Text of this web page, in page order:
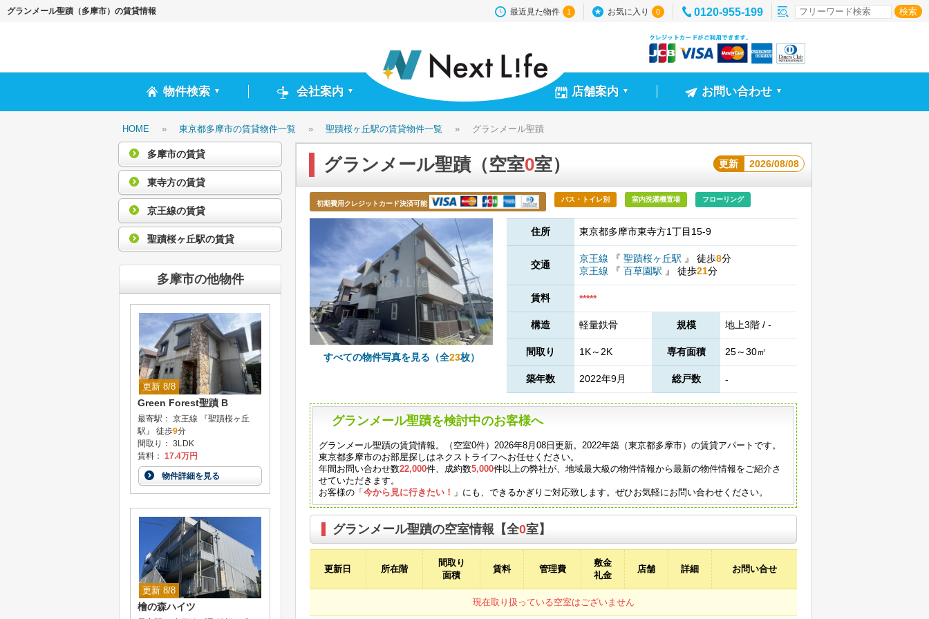
グランメール聖蹟（多摩市）の賃貸情報 最近見た物件 1 お気に入り 0 0120-955-199
物件検索 ▼ 会社案内 ▼ 店舗案内 ▼ お問い合わせ ▼
HOME » 東京都多摩市の賃貸物件一覧 » 聖蹟桜ヶ丘駅の賃貸物件一覧 » グランメール聖蹟
グランメール聖蹟（空室0室） 更新 2026/08/08
初期費用クレジットカード決済可能
バス・トイレ別 室内洗濯機置場 フローリング
すべての物件写真を見る（全23枚）
住所 東京都多摩市東寺方1丁目15-9
交通
京王線 『 聖蹟桜ヶ丘駅 』 徒歩8分
京王線
『 百草園駅 』 徒歩21分
賃料 *****
構造 軽量鉄骨 規模 地上3階 / -
間取り 1K～2K 専有面積 25～30㎡
築年数 2022年9月 総戸数 -
グランメール聖蹟を検討中のお客様へ
グランメール聖蹟の賃貸情報。（空室0件）2026年8月08日更新。2022年築（東京都多摩市）の賃貸アパートです。
東京都多摩市のお部屋探しはネクストライフへお任せください。
年間お問い合わせ数22,000件、成約数5,000件以上の弊社が、地域最大級の物件情報から最新の物件情報をご紹介さ
せていただきます。
お客様の「今から見に行きたい！ 」にも、できるかぎりご対応致します。ぜひお気軽にお問い合わせください。
グランメール聖蹟の空室情報【全0室】
更新日 所在階
間取り
面積
賃料 管理費
敷金
礼金
店舗 詳細 お問い合せ
現在取り扱っている空室はございません
多摩市の賃貸
東寺方の賃貸
京王線の賃貸
聖蹟桜ヶ丘駅の賃貸
多摩市の他物件
更新 8/8
Green Forest聖蹟 B
最寄駅： 京王線 『聖蹟桜ヶ丘
駅』 徒歩9分
間取り： 3LDK
賃料： 17.4万円
物件詳細を見る
更新 8/8
檜の森ハイツ